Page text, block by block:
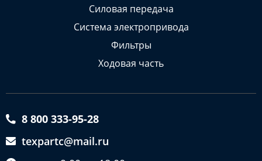
Силовая передача
Система электропривода
Фильтры
Ходовая часть
8 800 333-95-28
texpartc@mail.ru